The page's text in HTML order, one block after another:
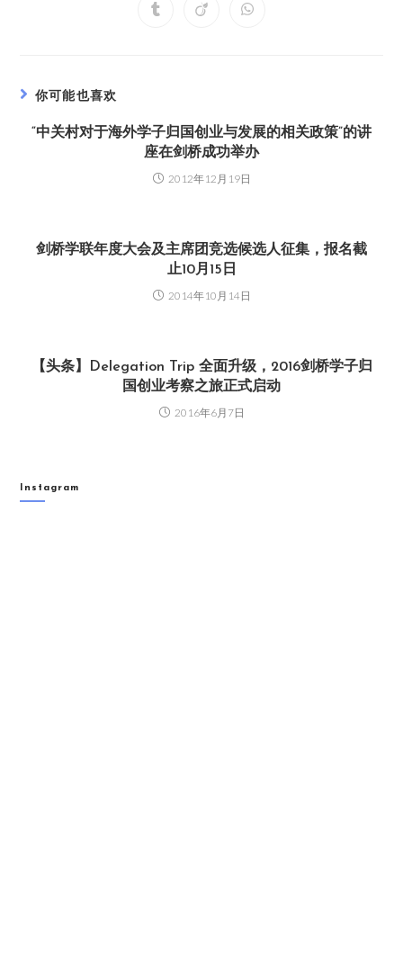
你可能也喜欢
“中关村对于海外学子归国创业与发展的相关政策”的讲
座在剑桥成功举办
2012年12月19日
剑桥学联年度大会及主席团竞选候选人征集，报名截
止10月15日
2014年10月14日
【头条】Delegation Trip 全面升级，2016剑桥学子归
国创业考察之旅正式启动
2016年6月7日
Instagram